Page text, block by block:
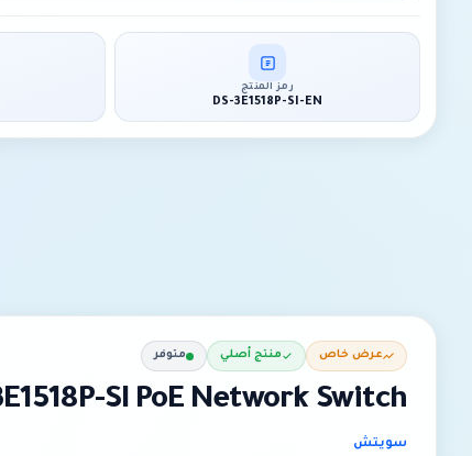
رمز المنتج
DS-3E1518P-SI-EN
عرض خاص منتج أصلي متوفر
SI PoE Network Switch
سويتش